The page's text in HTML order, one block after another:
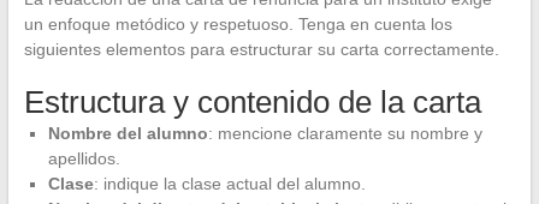
un enfoque metódico y respetuoso. Tenga en cuenta los
siguientes elementos para estructurar su carta correctamente.
Estructura y contenido de la carta
Nombre del alumno: mencione claramente su nombre y
apellidos.
Clase: indique la clase actual del alumno.